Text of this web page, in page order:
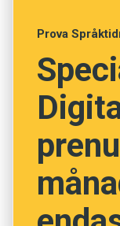
Hämta
Hugga
Huttra
Hissa
Prova